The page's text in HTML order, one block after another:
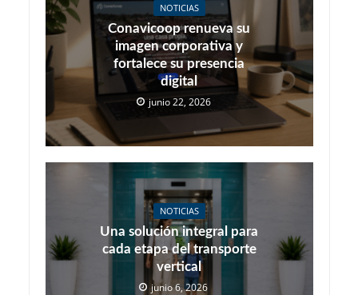
NOTICIAS
Conavicoop renueva su
imagen corporativa y
fortalece su presencia
digital
junio 22, 2026
NOTICIAS
Una solución integral para
cada etapa del transporte
vertical
junio 6, 2026